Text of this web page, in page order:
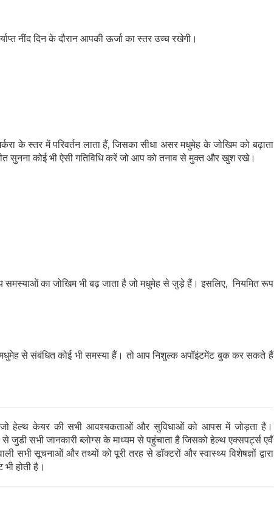
नींद दिन के दौरान आपकी ऊर्जा का स्तर उच्च रखेगी।
के स्तर में परिवर्तन लाता हैं, जिसका सीधा असर मधुमेह के जोखिम को बढ़ाता
सुनना कोई भी ऐसी गतिविधि करें जो आप को तनाव से मुक्त और खुश रखे।
समस्याओं का जोखिम भी बढ़ जाता है जो मधुमेह से जुड़े हैं। इसलिए, नियमित रूप
से संबंधित कोई भी समस्या हैं। तो आप निशुल्क अपॉइंटमेंट बुक कर सकते हैं
हेल्थ केयर की सभी आवश्यकताओं और सुविधाओं को आपस में जोड़ता है।
सभी जानकारी ब्लोग्स के माध्यम से पहुंचाता है जिसको हेल्थ एक्सपर्ट्स एवँ
सभी सूचनाओं और तथ्यों को पूरी तरह से डॉक्टरों और स्वास्थ्य विशेषज्ञों द्वारा
होती है।